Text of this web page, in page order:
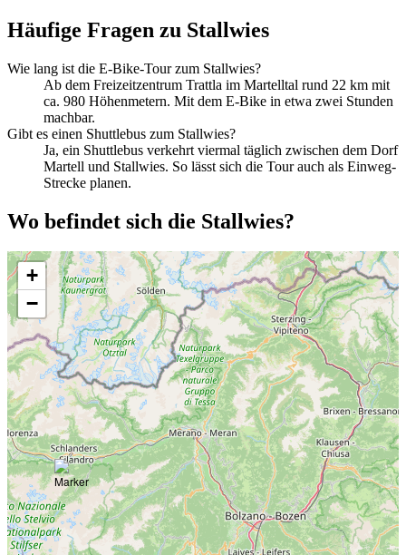
Häufige Fragen zu Stallwies
Wie lang ist die E-Bike-Tour zum Stallwies?
Ab dem Freizeitzentrum Trattla im Martelltal rund 22 km mit
ca. 980 Höhenmetern. Mit dem E-Bike in etwa zwei Stunden
machbar.
Gibt es einen Shuttlebus zum Stallwies?
Ja, ein Shuttlebus verkehrt viermal täglich zwischen dem Dorf
Martell und Stallwies. So lässt sich die Tour auch als Einweg-
Strecke planen.
Wo befindet sich die Stallwies?
+
−